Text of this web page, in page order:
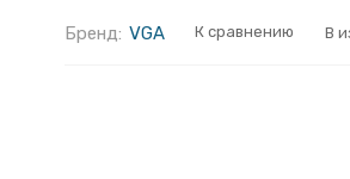
Бренд: VGA К сравнению В